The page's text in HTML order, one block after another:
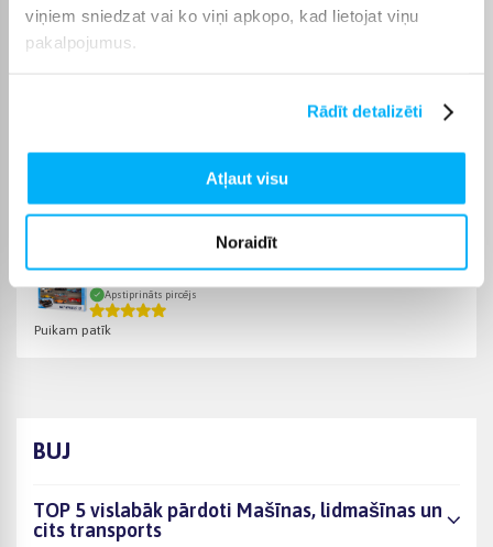
viņiem sniedzat vai ko viņi apkopo, kad lietojat viņu
pakalpojumus.
Rādīt detalizēti
Atļaut visu
Noraidīt
Bigbox
Iegādājoties rotaļu transportu, Bigbox piedāvā iespēju
Pircēju atsauksmes par precēm
Apstiprināts pircējs
Puikam patīk
BUJ
TOP 5 vislabāk pārdoti Mašīnas, lidmašīnas un
cits transports